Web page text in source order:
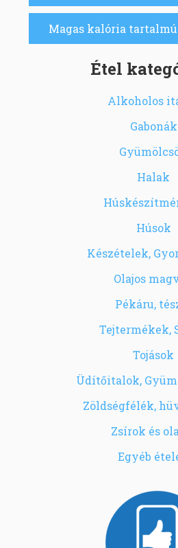
Magas kalória
Étel
Alkoholos
Gabonák
Halak
Húsok
Készételek,
Olajos
Pékáru,
Tejtermékek,
Tojások
Üdítőitalok,
Zöldségfélék,
Zsírok és
Egyéb